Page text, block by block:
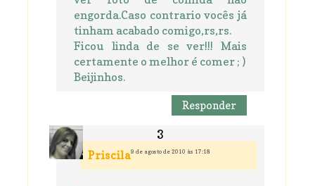
engorda.Caso contrario vocês já
tinham acabado comigo,rs,rs.
Ficou linda de se ver!!! Mais
certamente o melhor é comer ; )
Beijinhos.
Responder
Priscila9 de agosto de 2010 às 17:18